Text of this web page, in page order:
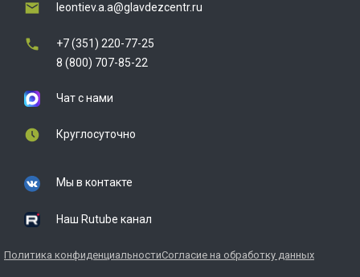
leontiev.a.a@glavdezcentr.ru
+7 (351) 220-77-25
8 (800) 707-85-22
Чат с нами
Круглосуточно
Мы в контакте
Наш Rutube канал
Политика конфиденциальностиСогласие на обработку данных